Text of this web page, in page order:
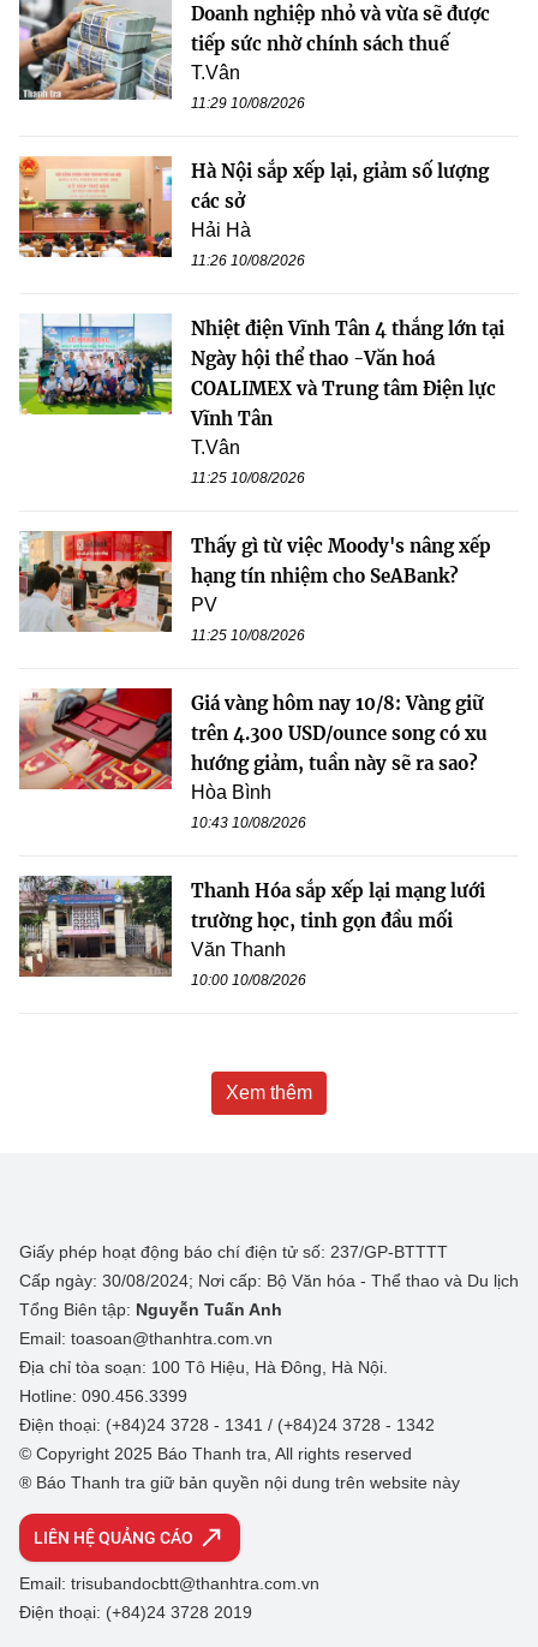
Doanh nghiệp nhỏ và vừa sẽ được
tiếp sức nhờ chính sách thuế
T.Vân
11:29 10/08/2026
Hà Nội sắp xếp lại, giảm số lượng
các sở
Hải Hà
11:26 10/08/2026
Nhiệt điện Vĩnh Tân 4 thắng lớn tại
Ngày hội thể thao -Văn hoá
COALIMEX và Trung tâm Điện lực
Vĩnh Tân
T.Vân
11:25 10/08/2026
Thấy gì từ việc Moody's nâng xếp
hạng tín nhiệm cho SeABank?
PV
11:25 10/08/2026
Giá vàng hôm nay 10/8: Vàng giữ
trên 4.300 USD/ounce song có xu
hướng giảm, tuần này sẽ ra sao?
Hòa Bình
10:43 10/08/2026
Thanh Hóa sắp xếp lại mạng lưới
trường học, tinh gọn đầu mối
Văn Thanh
10:00 10/08/2026
Xem thêm
Giấy phép hoạt động báo chí điện tử số: 237/GP-BTTTT
Cấp ngày: 30/08/2024; Nơi cấp: Bộ Văn hóa - Thể thao và Du lịch
Tổng Biên tập: Nguyễn Tuấn Anh
Email: toasoan@thanhtra.com.vn
Địa chỉ tòa soạn: 100 Tô Hiệu, Hà Đông, Hà Nội.
Hotline: 090.456.3399
Điện thoại: (+84)24 3728 - 1341 / (+84)24 3728 - 1342
© Copyright 2025 Báo Thanh tra, All rights reserved
® Báo Thanh tra giữ bản quyền nội dung trên website này
LIÊN HỆ QUẢNG CÁO
Email: trisubandocbtt@thanhtra.com.vn
Điện thoại: (+84)24 3728 2019